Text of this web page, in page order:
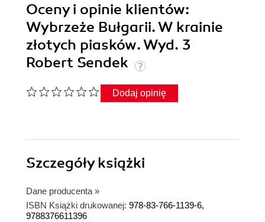
Oceny i opinie klientów:
Wybrzeże Bułgarii. W krainie
złotych piasków. Wyd. 3
Robert Sendek
Dodaj opinię
Szczegółyksiążki
Dane producenta »
ISBN Książki drukowanej: 978-83-766-1139-6,
9788376611396